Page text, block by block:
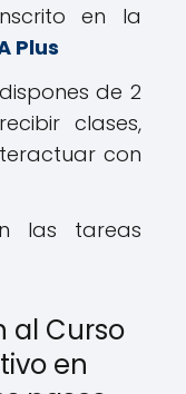
en la
Plus
de 2
clases,
con
las tareas
al Curso
en